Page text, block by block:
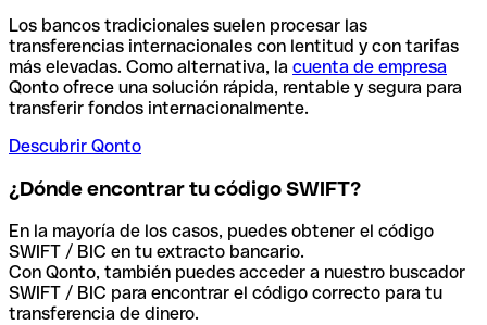
Los bancos tradicionales suelen procesar las
transferencias internacionales con lentitud y con tarifas
más elevadas. Como alternativa, la cuenta de empresa
Qonto ofrece una solución rápida, rentable y segura para
transferir fondos internacionalmente.
Descubrir Qonto
¿Dónde encontrar tu código SWIFT?
En la mayoría de los casos, puedes obtener el código
SWIFT / BIC en tu extracto bancario.
Con Qonto, también puedes acceder a nuestro buscador
SWIFT / BIC para encontrar el código correcto para tu
transferencia de dinero.